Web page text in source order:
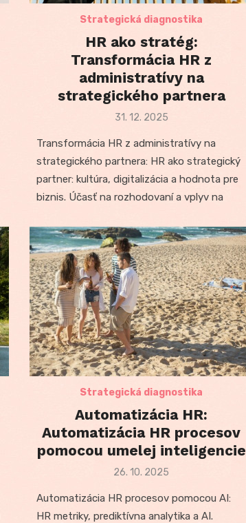
Strategická diagnostika
HR ako stratég:
Transformácia HR z
administratívy na
strategického partnera
Posted
31. 12. 2025
Transformácia HR z administratívy na
strategického partnera: HR ako strategický
partner: kultúra, digitalizácia a hodnota pre
biznis. Účasť na rozhodovaní a vplyv na
Strategická diagnostika
Automatizácia HR:
Automatizácia HR procesov
pomocou umelej inteligencie
Posted
26. 10. 2025
Automatizácia HR procesov pomocou AI:
HR metriky, prediktívna analytika a AI.